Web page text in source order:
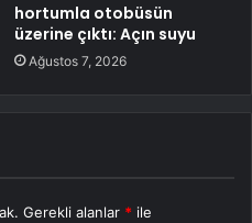
hortumla otobüsün
üzerine çıktı: Açın suyu
Ağustos 7, 2026
Gerekli alanlar * ile